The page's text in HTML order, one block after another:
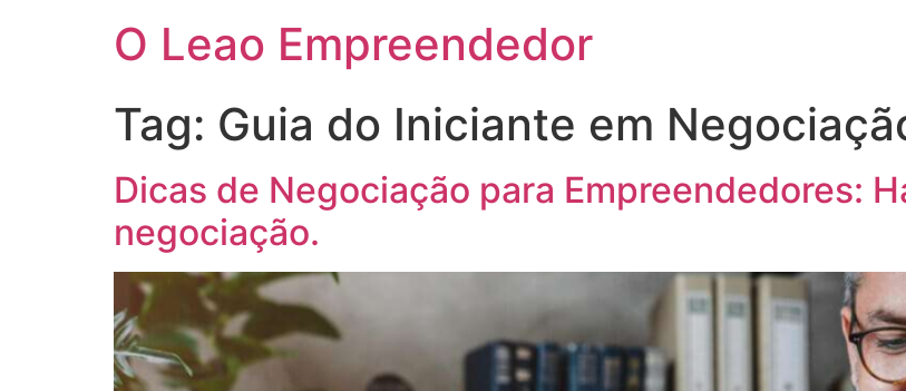
O Leao Empreendedor
Tag: Guia do Iniciante em
Dicas de Negociação para Empreendedores:
negociação.